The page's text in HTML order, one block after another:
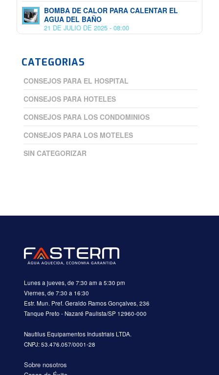
BOMBA DE CALOR PARA CALENTAR EL
AGUA DEL BAÑO
21 DE JULIO DE 2025 - 08:00
CATEGORIAS
CONSEJOS PARA EL HOSPITAL
CONSEJOS PARA HOTELES
CONSEJOS PARA LOS CONDOMINIOS
CONSEJOS PARA LOS MOTELES
SIN CATEGORIZAR
Lunes a jueves, de 7:30 am a 5:30 pm
Viernes, de 7:30 a 16:30
Estr. Mun. Pref. Geraldo Ramos Gonçalves, 236
Tanque Preto - Nazaré Paulista/SP 12960-000
Nautilus Equipamentos Industriais LTDA.
CNPJ: 53.476.057/0001-28
Sobre nosotros